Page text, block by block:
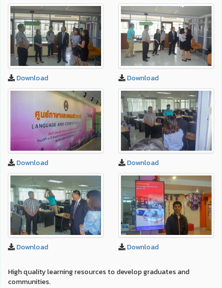
Download Download
Download Download
Download Download
High quality learning resources to develop graduates and
communities.